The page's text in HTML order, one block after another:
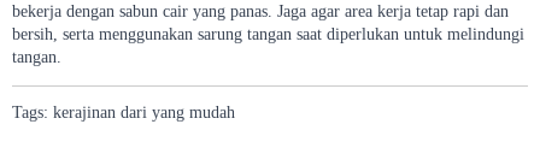
bekerja dengan sabun cair yang panas. Jaga agar area kerja tetap rapi dan
bersih, serta menggunakan sarung tangan saat diperlukan untuk melindungi
tangan.
Tags: kerajinan dari yang mudah